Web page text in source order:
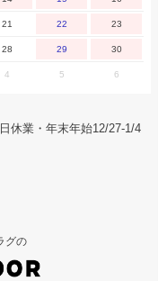
21 22 23
28 29 30
4 5 6
休業・年末年始12/27-1/4
グの